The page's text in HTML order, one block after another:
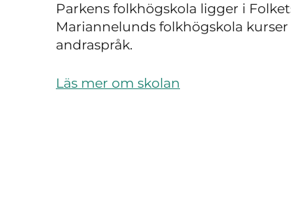
Parkens folkhögskola ligger i
Mariannelunds folkhögskola
andraspråk.
Läs mer om skolan